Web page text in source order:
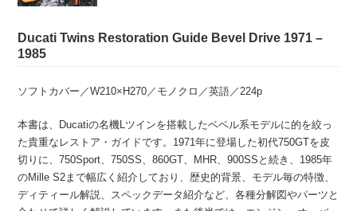
Ducati Twins Restoration Guide Bevel Drive 1971 –
1985
ソフトカバー／W210×H270／モノクロ／英語／224p
本書は、Ducatiの名機Lツインを搭載したベベル系モデルに的を絞っ
た貴重なレストア・ガイドです。1971年に登場した初代750GTを皮
切りに、750Sport、750SS、860GT、MHR、900SSと続き、1985年
のMille S2まで幅広く紹介しており、歴史的背景、モデル毎の特徴、
ディティール解説、スペックデータ紹介など、各種分解図やパーツと